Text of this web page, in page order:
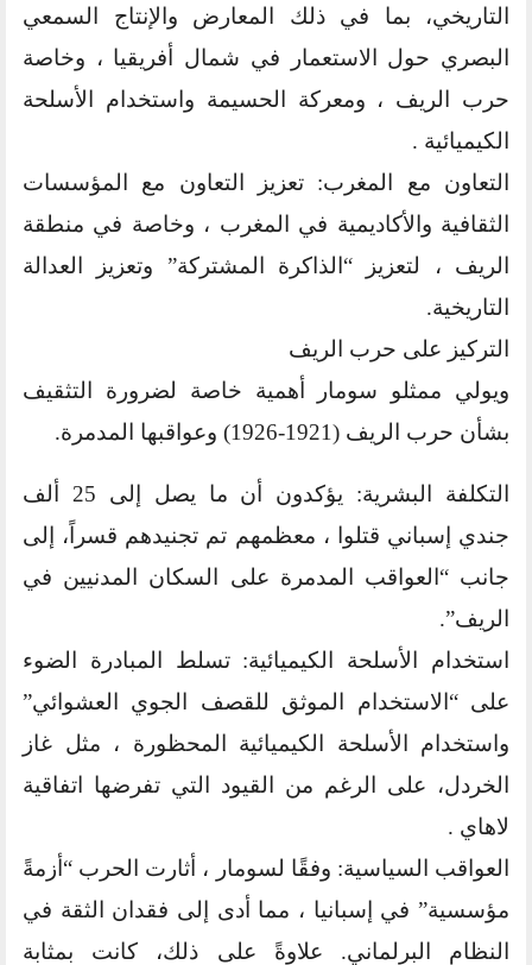
التاريخي، بما في ذلك المعارض والإنتاج السمعي
البصري حول الاستعمار في شمال أفريقيا ، وخاصة
حرب الريف ، ومعركة الحسيمة واستخدام الأسلحة
الكيميائية .
التعاون مع المغرب: تعزيز التعاون مع المؤسسات
الثقافية والأكاديمية في المغرب ، وخاصة في منطقة
الريف ، لتعزيز “الذاكرة المشتركة” وتعزيز العدالة
التاريخية.
التركيز على حرب الريف
ويولي ممثلو سومار أهمية خاصة لضرورة التثقيف
بشأن حرب الريف (1921-1926) وعواقبها المدمرة.
التكلفة البشرية: يؤكدون أن ما يصل إلى 25 ألف
جندي إسباني قتلوا ، معظمهم تم تجنيدهم قسراً، إلى
جانب “العواقب المدمرة على السكان المدنيين في
الريف”.
استخدام الأسلحة الكيميائية: تسلط المبادرة الضوء
على “الاستخدام الموثق للقصف الجوي العشوائي”
واستخدام الأسلحة الكيميائية المحظورة ، مثل غاز
الخردل، على الرغم من القيود التي تفرضها اتفاقية
لاهاي .
العواقب السياسية: وفقًا لسومار ، أثارت الحرب “أزمةً
مؤسسية” في إسبانيا ، مما أدى إلى فقدان الثقة في
النظام البرلماني. علاوةً على ذلك، كانت بمثابة